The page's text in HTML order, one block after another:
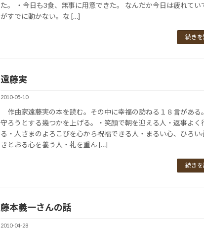
た。 ・今日も3食、無事に用意できた。 なんだか今日は疲れてい
がすでに動かない。な […]
続き
遠藤実
2010-05-10
作曲家遠藤実の本を読む。その中に幸福の訪ねる１８言がある
守ろうとする幾つかを上げる。・笑顔で朝を迎える人・返事よく
る・人さまのよろこびを心から祝福できる人・まるい心、ひろい
きとおる心を養う人・礼を重ん […]
続き
藤本義一さんの話
2010-04-28